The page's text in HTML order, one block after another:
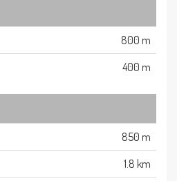
800 m
400 m
850 m
1.8 km